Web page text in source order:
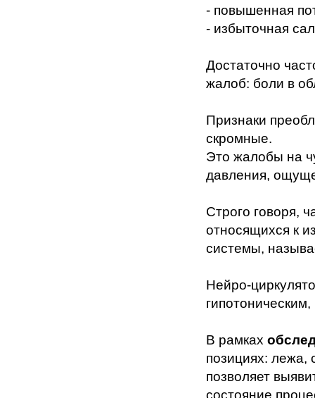
- повышенная
- избыточная
Достаточно
жалоб: боли в
Признаки
скромные.
Это жалобы на
давления,
Строго говоря,
относящихся к
системы,
Нейро-
В рамках
позициях: лежа,
позволяет
состояние